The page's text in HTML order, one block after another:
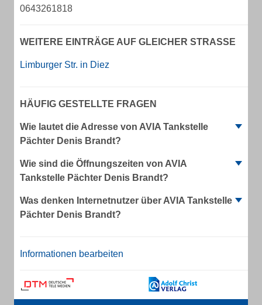
0643261818
WEITERE EINTRÄGE AUF GLEICHER STRASSE
Limburger Str. in Diez
HÄUFIG GESTELLTE FRAGEN
Wie lautet die Adresse von AVIA Tankstelle
Pächter Denis Brandt?
Wie sind die Öffnungszeiten von AVIA
Tankstelle Pächter Denis Brandt?
Was denken Internetnutzer über AVIA Tankstelle
Pächter Denis Brandt?
Informationen bearbeiten